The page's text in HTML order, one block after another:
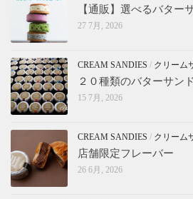
【通販】選べるバター
27 7月, 2026
CREAM SANDIES / クリーム
２０種類のバターサン
15 7月, 2026
CREAM SANDIES / クリーム
店舗限定フレーバー
26 6月, 2026